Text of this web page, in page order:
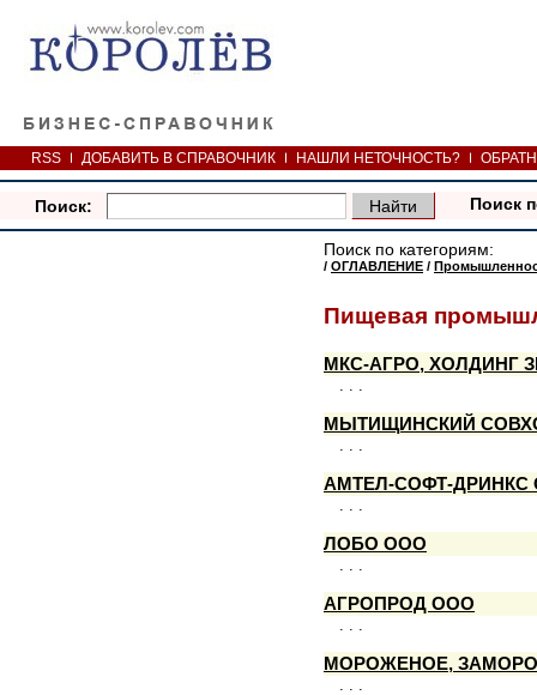
RSS ДОБАВИТЬ В СПРАВОЧНИК НАШЛИ НЕТОЧНОСТЬ?
Поиск: Поиск
Поиск по категориям:
/ ОГЛАВЛЕНИЕ /
Пищевая
МКС-АГРО, ХОЛДИНГ
. . .
МЫТИЩИНСКИЙ
. . .
АМТЕЛ-СОФТ-ДРИНКС
. . .
ЛОБО ООО
. . .
АГРОПРОД ООО
. . .
МОРОЖЕНОЕ,
. . .